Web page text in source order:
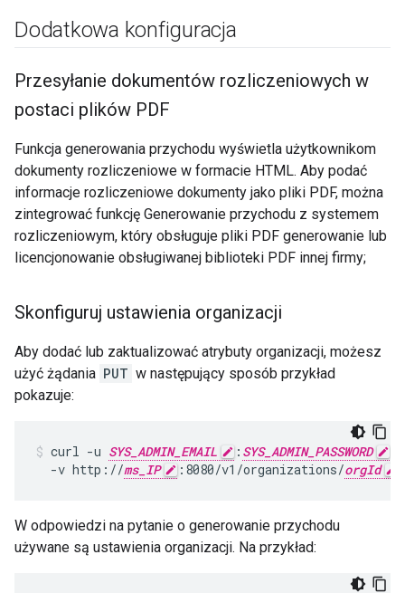
Dodatkowa konfiguracja
Przesyłanie dokumentów rozliczeniowych w
postaci plików PDF
Funkcja generowania przychodu wyświetla użytkownikom
dokumenty rozliczeniowe w formacie HTML. Aby podać
informacje rozliczeniowe dokumenty jako pliki PDF, można
zintegrować funkcję Generowanie przychodu z systemem
rozliczeniowym, który obsługuje pliki PDF generowanie lub
licencjonowanie obsługiwanej biblioteki PDF innej firmy;
Skonfiguruj ustawienia organizacji
Aby dodać lub zaktualizować atrybuty organizacji, możesz
użyć żądania PUT w następujący sposób przykład
pokazuje:
curl -u SYS_ADMIN_EMAIL : SYS_ADMIN_PASSWORD
\
  -v http://
ms_IP :8080/v1/organizations/orgId
W odpowiedzi na pytanie o generowanie przychodu
używane są ustawienia organizacji. Na przykład: